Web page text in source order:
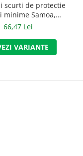
scurti de protectie
minime Samoa,
art.4B13 (90854)
66,47 Lei
VARIANTE